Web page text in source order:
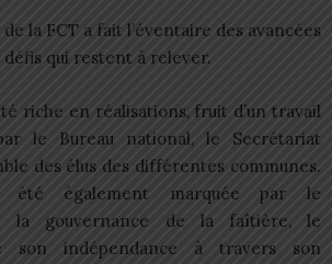
la FCT a fait l’éventaire des avancées
qui restent à relever.
riche en réalisations, fruit d’un travail
le Bureau national, le Secrétariat
des élus des différentes communes.
été également marquée par le
la gouvernance de la faîtière, le
son indépendance à travers son